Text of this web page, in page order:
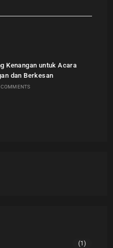
Kenangan untuk Acara
dan Berkesan
(1)